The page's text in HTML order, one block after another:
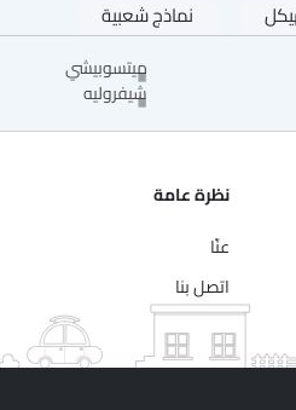
نماذج شعبية
ميتسوبيشي
شيفروليه
نظرة عامة
عنّا
اتصل بنا